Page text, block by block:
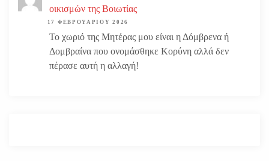
οικισμών της Βοιωτίας
17 ΦΕΒΡΟΥΑΡΊΟΥ 2026
Το χωριό της Μητέρας μου είναι η Δόμβρενα ή
Δομβραίνα που ονομάσθηκε Κορύνη αλλά δεν
πέρασε αυτή η αλλαγή!